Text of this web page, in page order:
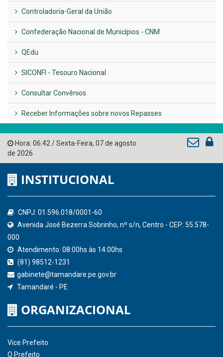
LINKS ÚTEIS
AMUPE
Governo de Pernambuco
Tribunal de Contas do Estado de Pernambuco
Ministério Público do Estado de Pernambuco
Controladoria-Geral da União
Confederação Nacional de Municípios - CNM
QEdu
Consultar Convênios
Receber Informações sobre novos Repasses
Hora:06:42/ Sexta-Feira,07 de agosto
de 2026
INSTITUCIONAL